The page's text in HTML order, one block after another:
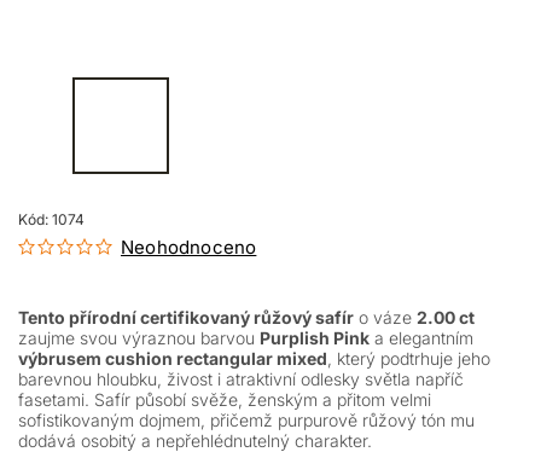
Kód: 1074
Neohodnoceno
Tento přírodní certifikovaný růžový safír o váze 2.00 ct
zaujme svou výraznou barvou Purplish Pink a elegantním
výbrusem cushion rectangular mixed , který podtrhuje jeho
barevnou hloubku, živost i atraktivní odlesky světla napříč
fasetami. Safír působí svěže, ženským a přitom velmi
sofistikovaným dojmem, přičemž purpurově růžový tón mu
dodává osobitý a nepřehlédnutelný charakter.